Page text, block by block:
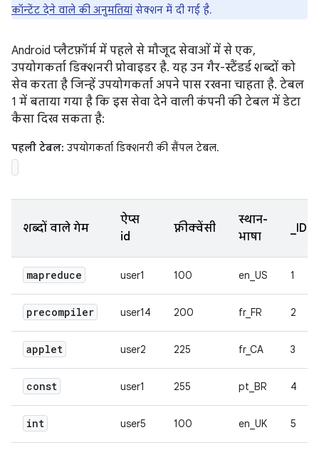
कॉन्टेंट देने वाले की अनुमतियां सेक्शन में दी गई है.
Android प्लैटफ़ॉर्म में पहले से मौजूद सेवाओं में से एक,
उपयोगकर्ता डिक्शनरी प्रोवाइडर है. यह उन गैर-स्टैंडर्ड शब्दों को
सेव करता है जिन्हें उपयोगकर्ता अपने पास रखना चाहता है. टेबल
1 में बताया गया है कि इस सेवा देने वाली कंपनी की टेबल में डेटा
कैसा दिख सकता है:
पहली टेबल: उपयोगकर्ता डिक्शनरी की सैंपल टेबल.
शब्दों वाले गेम
ऐप्स
id
फ़्रीक्वेंसी
स्थान-
भाषा
_ID
mapreduce user1 100 en_US 1
precompiler user14 200 fr_FR 2
applet user2 225 fr_CA 3
const user1 255 pt_BR 4
int user5 100 en_UK 5